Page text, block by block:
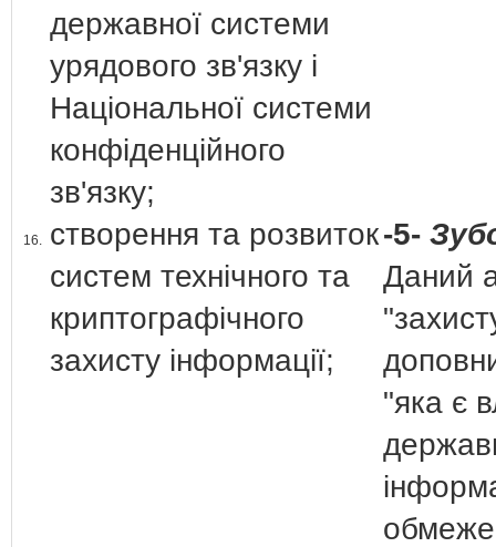
державної системи
урядового зв'язку і
Національної системи
конфіденційного
зв'язку;
16. створення та розвиток
систем технічного та
криптографічного
захисту інформації;
-5-
Даний
"яка є